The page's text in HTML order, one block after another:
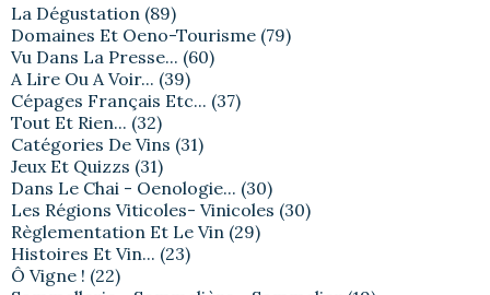
La Dégustation (89)
Domaines Et Oeno-Tourisme (79)
Vu Dans La Presse... (60)
A Lire Ou A Voir... (39)
Cépages Français Etc... (37)
Tout Et Rien... (32)
Catégories De Vins (31)
Jeux Et Quizzs (31)
Dans Le Chai - Oenologie... (30)
Les Régions Viticoles- Vinicoles (30)
Règlementation Et Le Vin (29)
Histoires Et Vin... (23)
Ô Vigne ! (22)